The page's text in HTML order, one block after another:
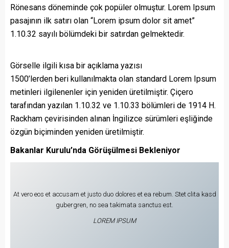
Rönesans döneminde çok popüler olmuştur. Lorem Ipsum
pasajının ilk satırı olan “Lorem ipsum dolor sit amet”
1.10.32 sayılı bölümdeki bir satırdan gelmektedir.
Görselle ilgili kısa bir açıklama yazısı
1500’lerden beri kullanılmakta olan standard Lorem Ipsum
metinleri ilgilenenler için yeniden üretilmiştir. Çiçero
tarafından yazılan 1.10.32 ve 1.10.33 bölümleri de 1914 H.
Rackham çevirisinden alınan İngilizce sürümleri eşliğinde
özgün biçiminden yeniden üretilmiştir.
Bakanlar Kurulu’nda Görüşülmesi Bekleniyor
At vero eos et accusam et justo duo dolores et ea rebum. Stet clita kasd
gubergren, no sea takimata sanctus est.
LOREM IPSUM